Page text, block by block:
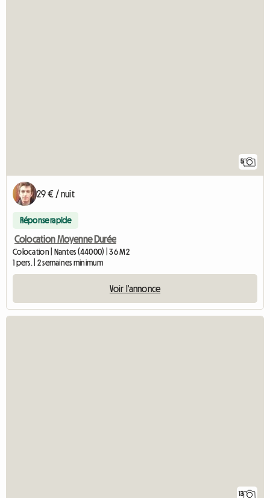
5
29 € / nuit
Réponse rapide
Colocation Moyenne Durée
Colocation | Nantes (44000) | 36 M2
1 pers. | 2 semaines minimum
Voir l'annonce
13